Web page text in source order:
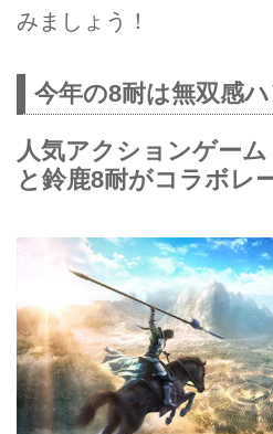
みましょう！
今年の8耐は無双感
人気アクションゲーム
と鈴鹿8耐がコラボレ